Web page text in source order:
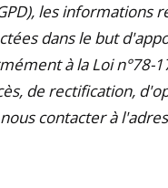
les informations
dans le but
à la Loi n°78-
de rectification,
contacter à